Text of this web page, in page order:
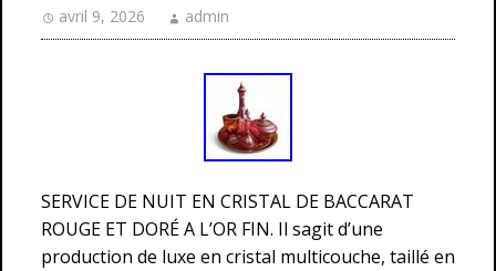
avril 9, 2026 admin
SERVICE DE NUIT EN CRISTAL DE BACCARAT
ROUGE ET DORÉ A L’OR FIN. Il sagit d’une
production de luxe en cristal multicouche, taillé en